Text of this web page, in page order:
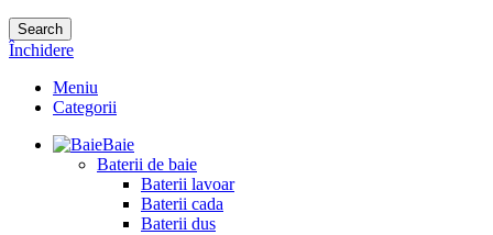
Search
Închidere
Meniu
Categorii
Baie
Baterii de baie
Baterii lavoar
Baterii cada
Baterii dus